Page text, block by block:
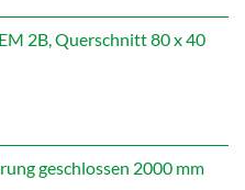
2B, Querschnitt 80 x 40
geschlossen 2000 mm